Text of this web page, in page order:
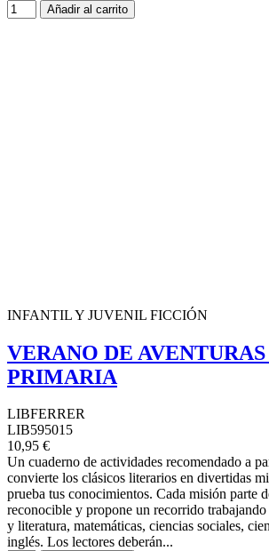
Añadir al carrito
INFANTIL Y JUVENIL FICCIÓN
VERANO DE AVENTURAS
PRIMARIA
LIBFERRER
LIB595015
10,95 €
Un cuaderno de actividades recomendado a
convierte los clásicos literarios en divertidas
prueba tus conocimientos. Cada misión parte
reconocible y propone un recorrido
y literatura, matemáticas, ciencias sociales,
inglés. Los lectores deberán...